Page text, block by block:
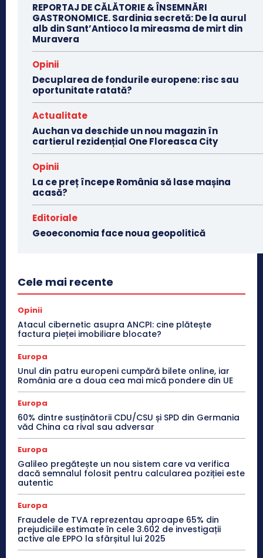
REPORTAJ DE CĂLĂTORIE & ÎNSEMNĂRI
GASTRONOMICE. Sardinia secretă: De la aurul
alb din Sant’Antioco la mireasma de mirt din
Muravera
Opinii
Decuplarea de fondurile europene: risc sau
oportunitate ratată?
Actualitate
Auchan va deschide un nou magazin în
cartierul rezidențial One Floreasca City
Opinii
La ce preț începe România să lase mașina
acasă?
Editoriale
Geoeconomia face noua geopolitică
Cele mai recente
Opinii
Atacul cibernetic asupra ANCPI: cine plătește
factura pieței imobiliare blocate?
Europa
Unul din patru europeni cumpără bilete online, iar
România are a doua cea mai mică pondere din UE
Europa
60% dintre susținătorii CDU/CSU și SPD din Germania
văd China ca rival sau adversar
Europa
Galileo pregătește un nou sistem care va verifica
dacă semnalul folosit pentru calcularea poziției este
autentic
Europa
Fraudele de TVA reprezentau aproape 65% din
prejudiciile estimate în cele 3.602 de investigații
active ale EPPO la sfârșitul lui 2025